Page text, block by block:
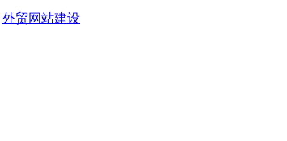
外贸网站建设